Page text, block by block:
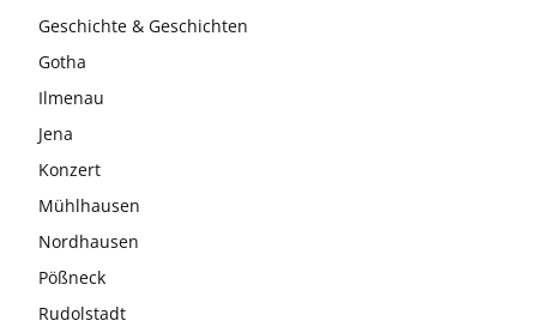
Geschichte & Geschichten
Gotha
Ilmenau
Jena
Konzert
Mühlhausen
Nordhausen
Pößneck
Rudolstadt